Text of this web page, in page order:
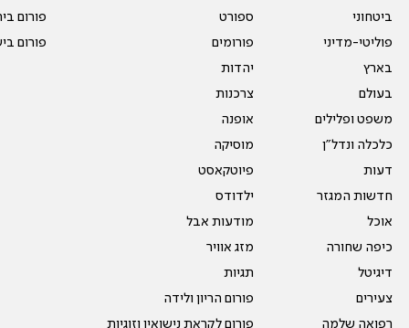
ביטחוני
פוליטי-מדיני
בארץ
בעולם
משפט ופלילים
כלכלה ונדל"ן
דעות
חדשות המגזר
אוכל
כיפה שחורה
דיגיטל
צעירים
רפואה שלמה
ספורט
פורומים
יהדות
צרכנות
אופנה
מוסיקה
פיוטקאסט
ילדודס
מודעות אבל
מזג אוויר
תגיות
פורום הריון ולידה
פורום לקראת נישואין וזוגיות
פורום
פורום